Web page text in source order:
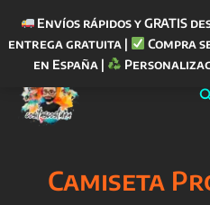
Envíos rápidos y GRATIS
entrega gratuita |
Compra
en España |
contenido
Camiseta